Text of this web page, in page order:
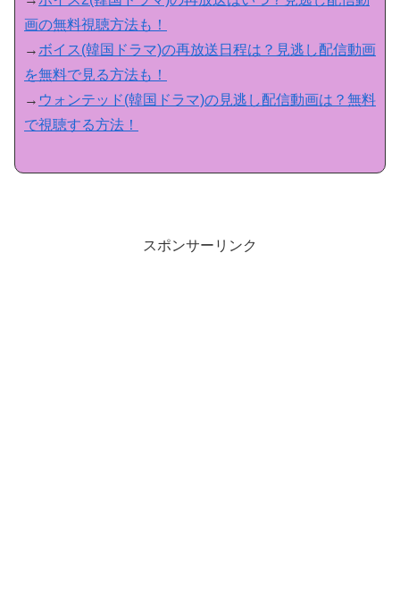
画の無料視聴方法も！
→ ボイス(韓国ドラマ)の再放送日程は？見逃し配信動画
を無料で見る方法も！
→ ウォンテッド(韓国ドラマ)の見逃し配信動画は？無料
で視聴する方法！
スポンサーリンク